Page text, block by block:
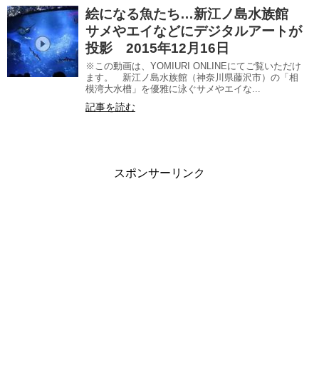
絵になる魚たち…新江ノ島水族館
サメやエイなどにデジタルアートが
投影 2015年12月16日
※この動画は、YOMIURI ONLINEにてご覧いただけ
ます。 新江ノ島水族館（神奈川県藤沢市）の「相
模湾大水槽」を優雅に泳ぐサメやエイな...
記事を読む
スポンサーリンク